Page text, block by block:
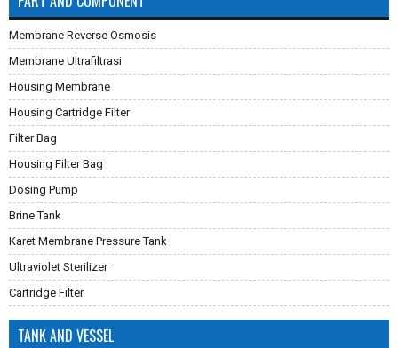
Membrane Reverse Osmosis
Membrane Ultrafiltrasi
Housing Membrane
Housing Cartridge Filter
Filter Bag
Housing Filter Bag
Dosing Pump
Brine Tank
Karet Membrane Pressure Tank
Ultraviolet Sterilizer
Cartridge Filter
TANK AND VESSEL